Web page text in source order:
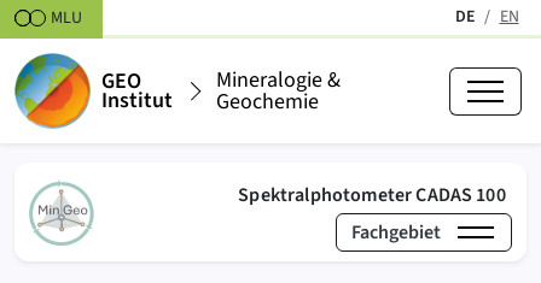
Zum Inhalt springen DE
(aktiv)
EN
MLU
GEO
Institut
Mineralogie &
Geochemie
‍Spektralphotometer ‍CADAS ‍100
Fachgebiet